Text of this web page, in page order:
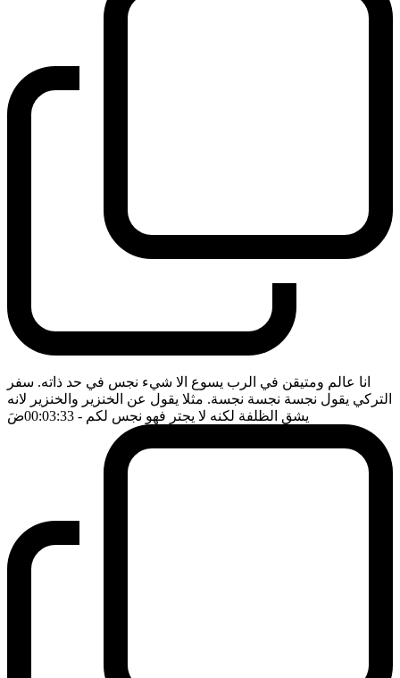
انا عالم ومتيقن في الرب يسوع الا شيء نجس في حد ذاته. سفر
التركي يقول نجسة نجسة نجسة. مثلا يقول عن الخنزير والخنزير لانه
يشق الظلفة لكنه لا يجتر فهو نجس لكم - 00:03:33 ضَ